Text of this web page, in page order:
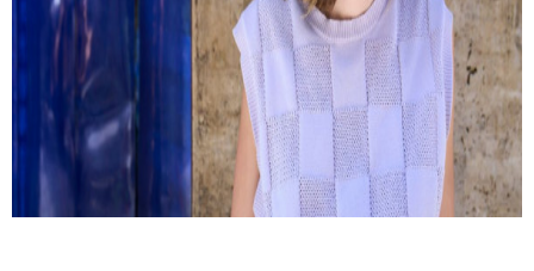
Kemény Zsófi: Most már mindent
megbántam
Hogyan lehet tudatosan sodródni? És milyen kérdések
peregnek le az ember fejében egy autóbaleset után?
Interjú Kemény Zsófival.